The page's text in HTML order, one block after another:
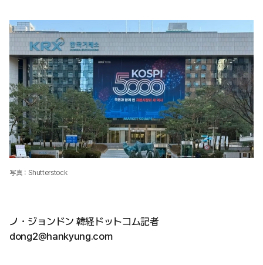
写真：Shutterstock
ノ・ジョンドン 韓経ドットコム記者
dong2@hankyung.com